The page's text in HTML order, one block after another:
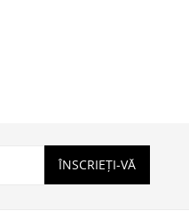
ÎNSCRIEȚI-VĂ